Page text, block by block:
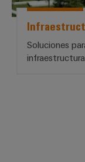
Soluciones